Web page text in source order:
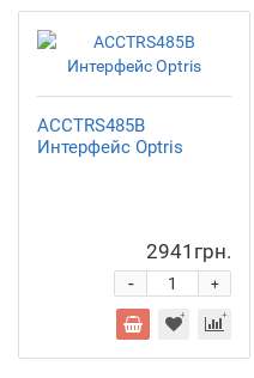
ACCTRS485B
Интерфейс Optris
2941грн.
+
-